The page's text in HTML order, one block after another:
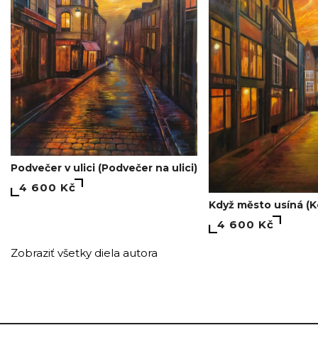
Podvečer v ulici (Podvečer na ulici)
4 600 Kč
Když město usíná
4 600 Kč
Zobraziť všetky diela autora